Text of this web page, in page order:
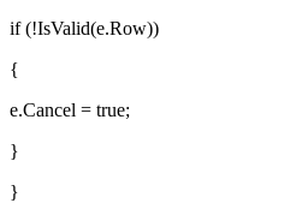
if (!IsValid(e.Row))
{
e.Cancel = true;
}
}